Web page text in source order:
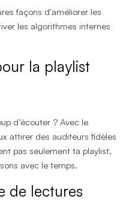
façons d'améliorer les
les algorithmes internes
la playlist
d’écouter ? Avec le
attirer des auditeurs fidèles
pas seulement ta playlist,
avec le temps.
de lectures